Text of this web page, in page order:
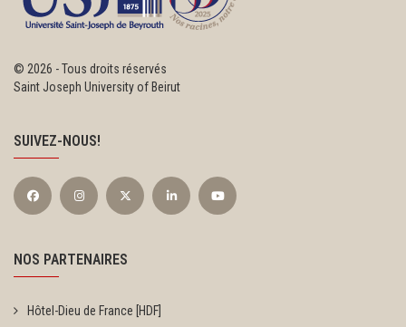
© 2026 - Tous droits réservés
Saint Joseph University of Beirut
SUIVEZ-NOUS!
NOS PARTENAIRES
Hôtel-Dieu de France [HDF]